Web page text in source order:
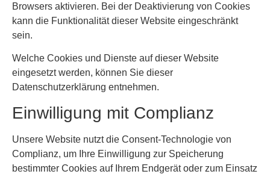
Browsers aktivieren. Bei der Deaktivierung von Cookies
kann die Funktionalität dieser Website eingeschränkt
sein.
Welche Cookies und Dienste auf dieser Website
eingesetzt werden, können Sie dieser
Datenschutzerklärung entnehmen.
Einwilligung mit Complianz
Unsere Website nutzt die Consent-Technologie von
Complianz, um Ihre Einwilligung zur Speicherung
bestimmter Cookies auf Ihrem Endgerät oder zum Einsatz